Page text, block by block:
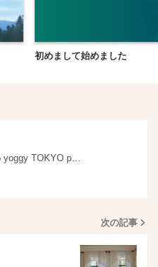
初めまして始めました
yoggy TOKYO p…
次の記事